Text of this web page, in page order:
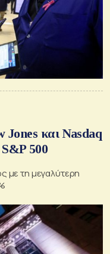
Jones και Nasdaq
500
με τη μεγαλύτερη